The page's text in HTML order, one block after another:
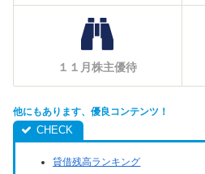
１１月株主優待
他にもあります、優良コンテンツ！
貸借残高ランキング